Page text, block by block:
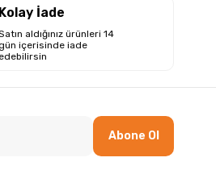
Kolay İade
aldığınız ürünleri 14
içerisinde iade
edebilirsin
Abone Ol